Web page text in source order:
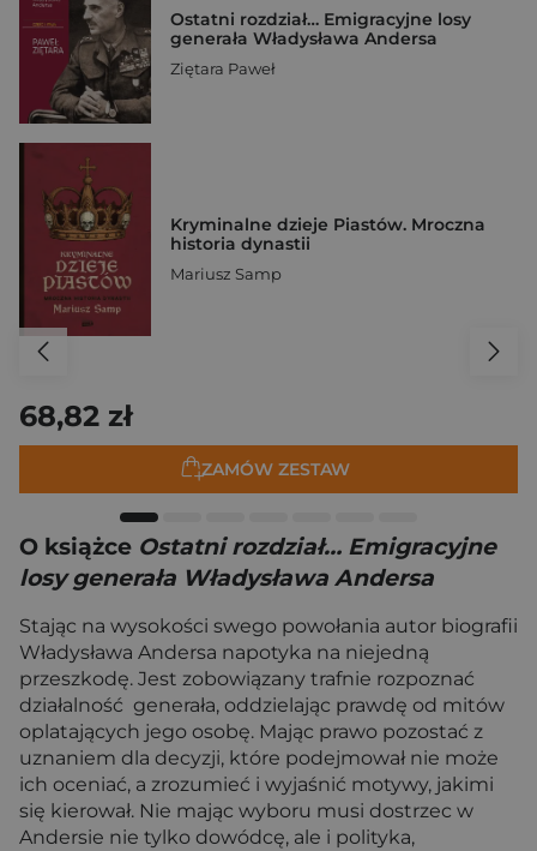
Ostatni rozdział… Emigracyjne losy
generała Władysława Andersa
Ziętara Paweł
Kryminalne dzieje Piastów. Mroczna
historia dynastii
Mariusz Samp
68,82 zł
ZAMÓW ZESTAW
O książce Ostatni rozdział… Emigracyjne
losy generała Władysława Andersa
Stając na wysokości swego powołania autor biografii
Władysława Andersa napotyka na niejedną
przeszkodę. Jest zobowiązany trafnie rozpoznać
działalność generała, oddzielając prawdę od mitów
oplatających jego osobę. Mając prawo pozostać z
uznaniem dla decyzji, które podejmował nie może
ich oceniać, a zrozumieć i wyjaśnić motywy, jakimi
się kierował. Nie mając wyboru musi dostrzec w
Andersie nie tylko dowódcę, ale i polityka,